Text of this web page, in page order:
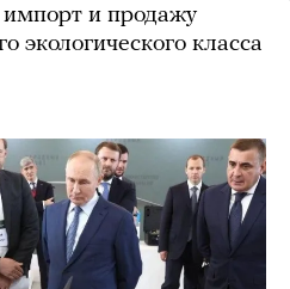
и продажу
экологического класса